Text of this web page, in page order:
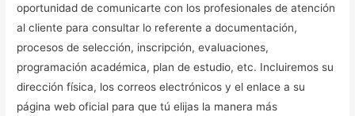
oportunidad de comunicarte con los profesionales de atención
al cliente para consultar lo referente a documentación,
procesos de selección, inscripción, evaluaciones,
programación académica, plan de estudio, etc. Incluiremos su
dirección física, los correos electrónicos y el enlace a su
página web oficial para que tú elijas la manera más